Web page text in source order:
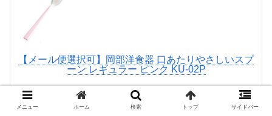
【メール便選択可】岡部洋食器 口あたりやさしいスプ
ーン レギュラー ピンク KU-02P
posted with
あきばおー ヤフーショップ
メニュー ホーム 検索 トップ サイドバー